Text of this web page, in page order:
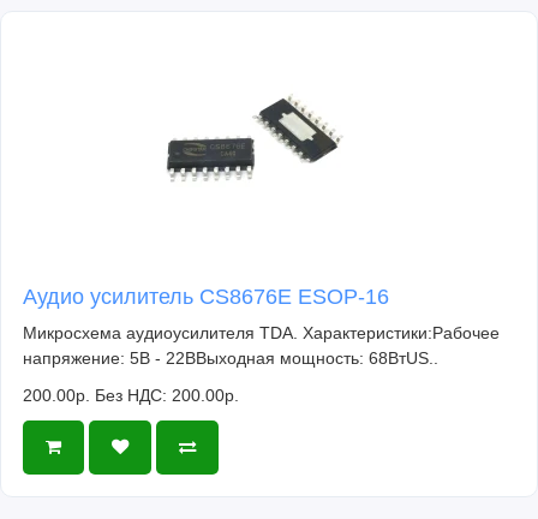
Аудио усилитель CS8676E ESOP-16
Микросхема аудиоусилителя TDA. Характеристики:Рабочее
напряжение: 5В - 22ВВыходная мощность: 68ВтUS..
200.00р. Без НДС: 200.00р.